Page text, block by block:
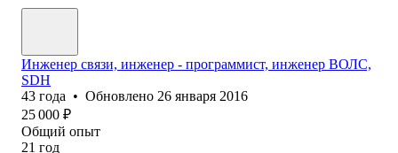
Инженер связи, инженер - программист, инженер ВОЛС,
SDH
43 года • Обновлено 26 января 2016
25 000 ₽
Общий опыт
21 год